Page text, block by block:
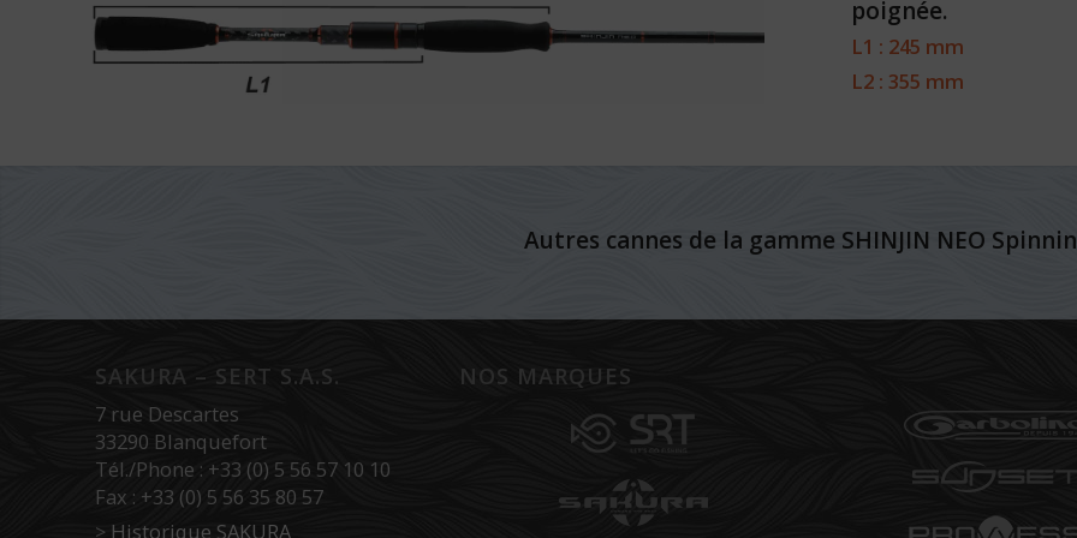
poignée.
L1 : 245 mm
L2 : 355 mm
Autres cannes de la gamme SHINJIN NEO
SAKURA – SERT S.A.S.
7 rue Descartes
33290 Blanquefort
Tél./Phone : +33 (0) 5 56 57 10 10
Fax : +33 (0) 5 56 35 80 57
> Historique SAKURA
NOS MARQUES